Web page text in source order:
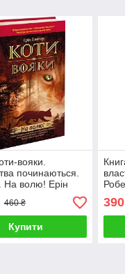
вояки.
починаються.
На волю! Ерін
460 ₴
Купити
390